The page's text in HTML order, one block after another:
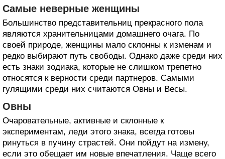
Самые неверные женщины
Большинство представительниц прекрасного пола
являются хранительницами домашнего очага. По
своей природе, женщины мало склонны к изменам и
редко выбирают путь свободы. Однако даже среди них
есть знаки зодиака, которые не слишком трепетно
относятся к верности среди партнеров. Самыми
гулящими среди них считаются Овны и Весы.
Овны
Очаровательные, активные и склонные к
экспериментам, леди этого знака, всегда готовы
ринуться в пучину страстей. Они пойдут на измену,
если это обещает им новые впечатления. Чаще всего